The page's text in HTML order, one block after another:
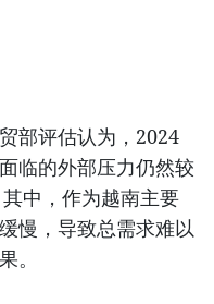
部评估认为，2024
临的外部压力仍然较
中，作为越南主要
慢，导致总需求难以
。